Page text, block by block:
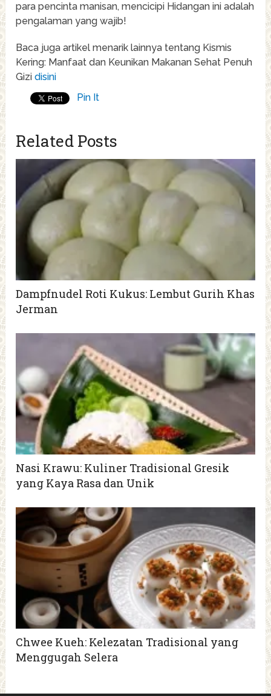
para pencinta manisan, mencicipi Hidangan ini adalah
pengalaman yang wajib!
Baca juga artikel menarik lainnya tentang Kismis
Kering: Manfaat dan Keunikan Makanan Sehat Penuh
Gizidisini
Pin It
Related Posts
Dampfnudel Roti Kukus: Lembut Gurih Khas
Jerman
Nasi Krawu: Kuliner Tradisional Gresik
yang Kaya Rasa dan Unik
Chwee Kueh: Kelezatan Tradisional yang
Menggugah Selera